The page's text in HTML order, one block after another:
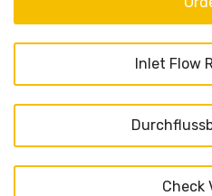
Inlet Flow
Check